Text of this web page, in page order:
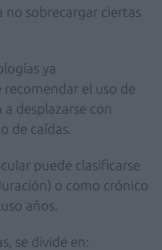
no sobrecargar ciertas
ya
el uso de
desplazarse con
de caídas.
puede clasificarse
o como crónico
años.
se divide en: